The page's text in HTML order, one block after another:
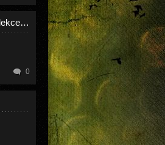
Tuzemská kolekce 25
0